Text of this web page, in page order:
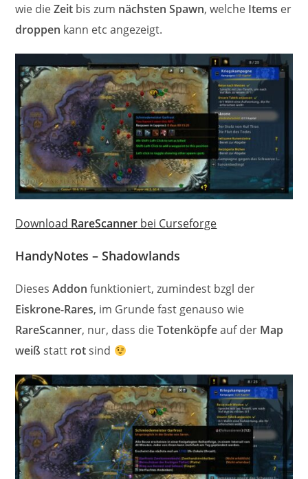
wie dieZeit bis zum nächsten Spawn, welche Items er
droppen kann etc angezeigt.
Download RareScanner bei Curseforge
HandyNotes – Shadowlands
DiesesAddon funktioniert, zumindest bzgl der
Eiskrone-Rares, im Grunde fast genauso wie
RareScanner, nur, dass dieTotenköpfeauf der Map
weiß statt rotsind